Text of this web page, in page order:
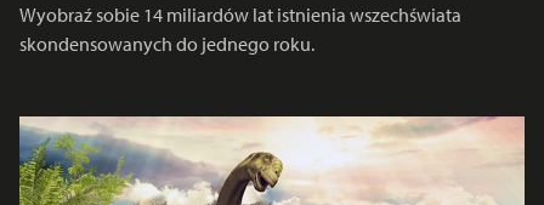
Wyobraź sobie 14 miliardów lat istnienia wszechświata
skondensowanych do jednego roku.